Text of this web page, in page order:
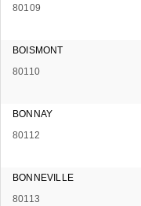
80109
BOISMONT
80110
BONNAY
80112
BONNEVILLE
80113